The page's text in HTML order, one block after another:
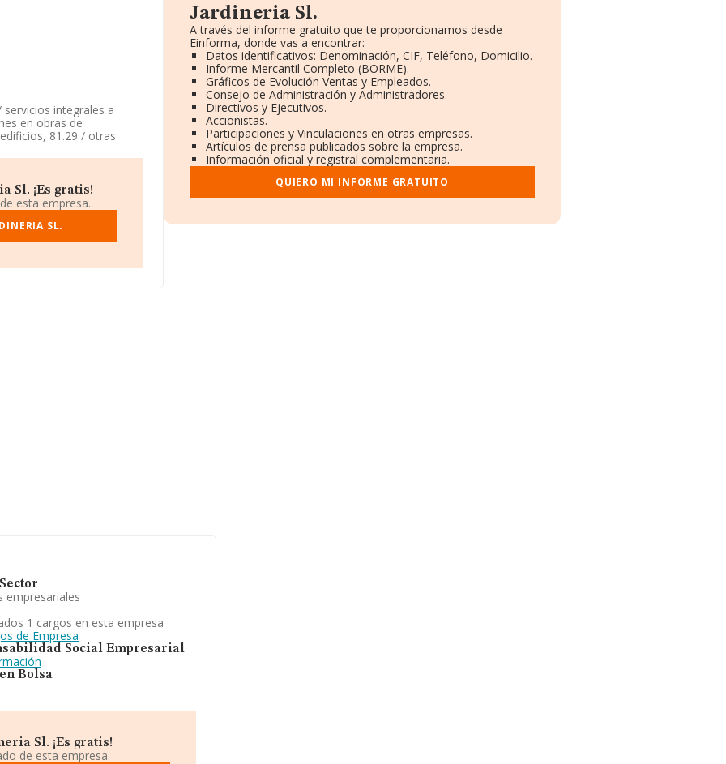
servicios integrales a
en obras de
81.29 / otras
empresa es una
e instalaciones' con
tiene su domicilio
de Madrid, Madrid.
empresas, la facturación
en cuenta la
Sl. ¡Es gratis!
esta empresa.
SL.
Jardineria Sl.
A través del informe gratuito que te proporcionamos desde
Einforma, donde vas a encontrar:
Datos identificativos: Denominación, CIF, Teléfono, Domicilio.
Informe Mercantil Completo (BORME).
Gráficos de Evolución Ventas y Empleados.
Consejo de Administración y Administradores.
Directivos y Ejecutivos.
Accionistas.
Participaciones y Vinculaciones en otras empresas.
Artículos de prensa publicados sobre la empresa.
Información oficial y registral complementaria.
QUIERO MI INFORME GRATUITO
empresariales
1 cargos en esta empresa
de Empresa
Social Empresarial
Bolsa
Sl. ¡Es gratis!
de esta empresa.